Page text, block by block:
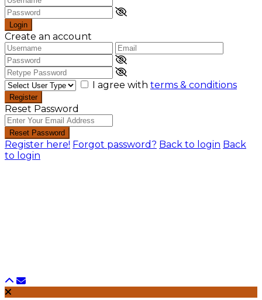
Login
Create an account
I agree with terms & conditions
Register
Reset Password
Reset Password
Register here! Forgot password? Back to login Back
to login